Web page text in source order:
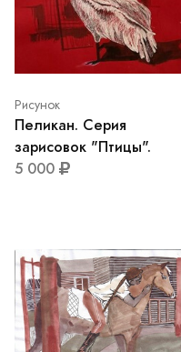
Рисунок
Пеликан. Серия
зарисовок "Птицы".
5 000